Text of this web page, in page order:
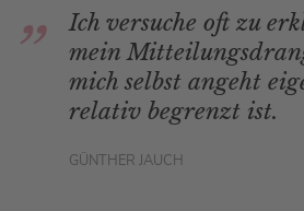
Ich versuche oft zu
mein
mich selbst angeht
relativ begrenzt ist.
GÜNTHER JAUCH